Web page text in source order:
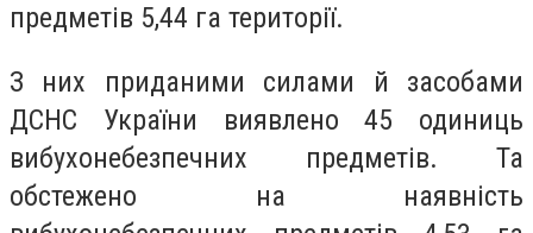
предметів 5,44 га території.
З них приданими силами й засобами
ДСНС України виявлено 45 одиниць
вибухонебезпечних предметів. Та
обстежено на наявність